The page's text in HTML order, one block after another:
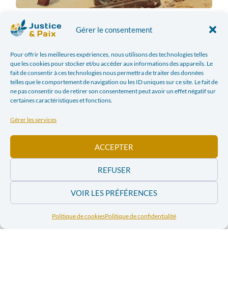
Gérer le consentement
Pour offrir les meilleures expériences, nous utilisons des technologies telles
que les cookies pour stocker et/ou accéder aux informations des appareils. Le
fait de consentir à ces technologies nous permettra de traiter des données
telles que le comportement de navigation ou les ID uniques sur ce site. Le fait de
ne pas consentir ou de retirer son consentement peut avoir un effet négatif sur
certaines caractéristiques et fonctions.
Gérer les services
ACCEPTER
REFUSER
VOIR LES PRÉFÉRENCES
Politique de cookiesPolitique de confidentialité
A écouter sur le site deRCF